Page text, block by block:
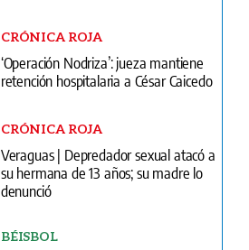
CRÓNICA ROJA
‘Operación Nodriza’: jueza mantiene
retención hospitalaria a César Caicedo
CRÓNICA ROJA
Veraguas | Depredador sexual atacó a
su hermana de 13 años; su madre lo
denunció
BÉISBOL